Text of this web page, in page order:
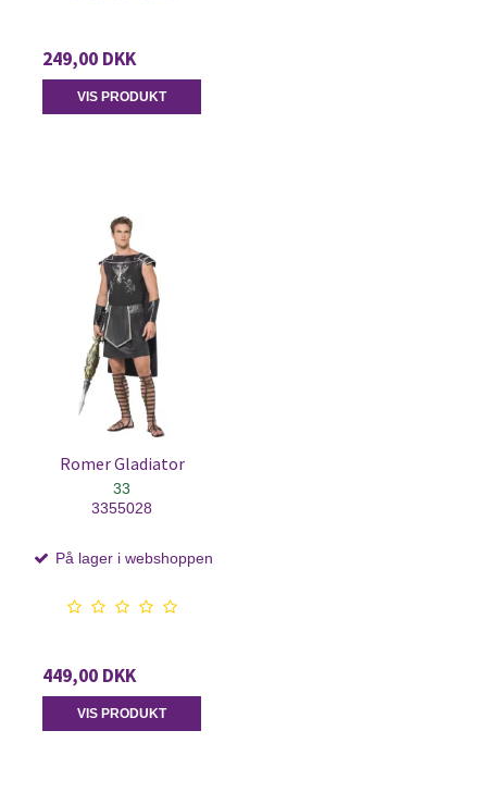
249,00 DKK
VIS PRODUKT
Romer Gladiator
33
3355028
På lager i webshoppen
449,00 DKK
VIS PRODUKT